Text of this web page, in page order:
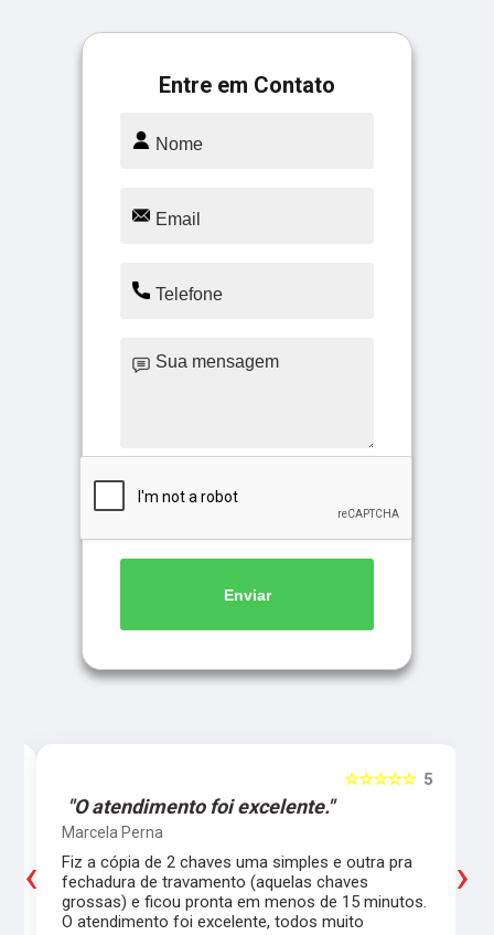
Entre em Contato
Enviar
5
☆☆☆☆☆
"O atendimento foi excelente."
Marcela Perna
Fiz a cópia de 2 chaves uma simples e outra pra
fechadura de travamento (aquelas chaves
grossas) e ficou pronta em menos de 15 minutos.
O atendimento foi excelente, todos muito
‹ ›